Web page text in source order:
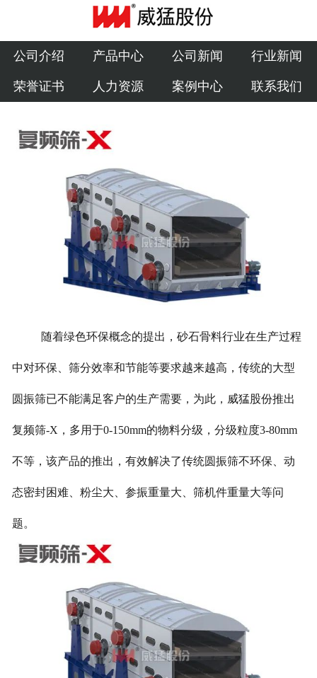
公司介绍
产品中心
公司新闻
人力资源
案例中心
联系我们
公司介绍 产品中心 公司新闻 行业新闻
荣誉证书 人力资源 案例中心 联系我们
随着绿色环保概念的提出，砂石骨料行业在生产过程
中对环保、筛分效率和节能等要求越来越高，传统的大型
圆振筛已不能满足客户的生产需要，为此，威猛股份推出
复频筛-X，多用于0-150mm的物料分级，分级粒度3-80mm
不等，该产品的推出，有效解决了传统圆振筛不环保、动
态密封困难、粉尘大、参振重量大、筛机件重量大等问
题。